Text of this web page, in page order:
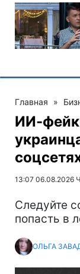
Главная »
ИИ-
13:07 06.08.2026
Следуйте
попасть в
ОЛЬГА